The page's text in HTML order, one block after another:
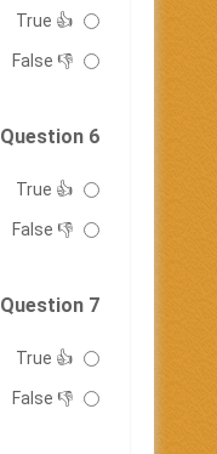
👍 True
👎 False
Question 6 🏮
👍 True
👎 False
Question 7 🏮
👍 True
👎 False